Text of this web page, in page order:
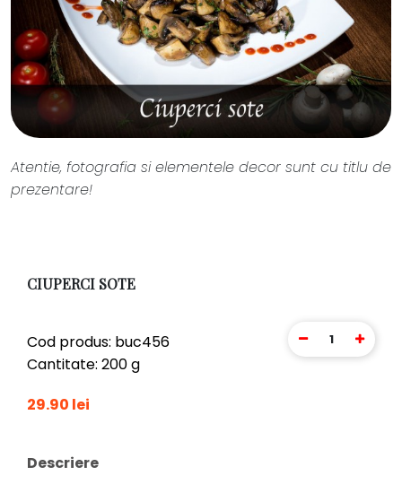
Atentie, fotografia si elementele decor sunt cu titlu de
prezentare!
CIUPERCI SOTE
Cod produs: buc456
Cantitate: 200 g
29.90 lei
1
Descriere